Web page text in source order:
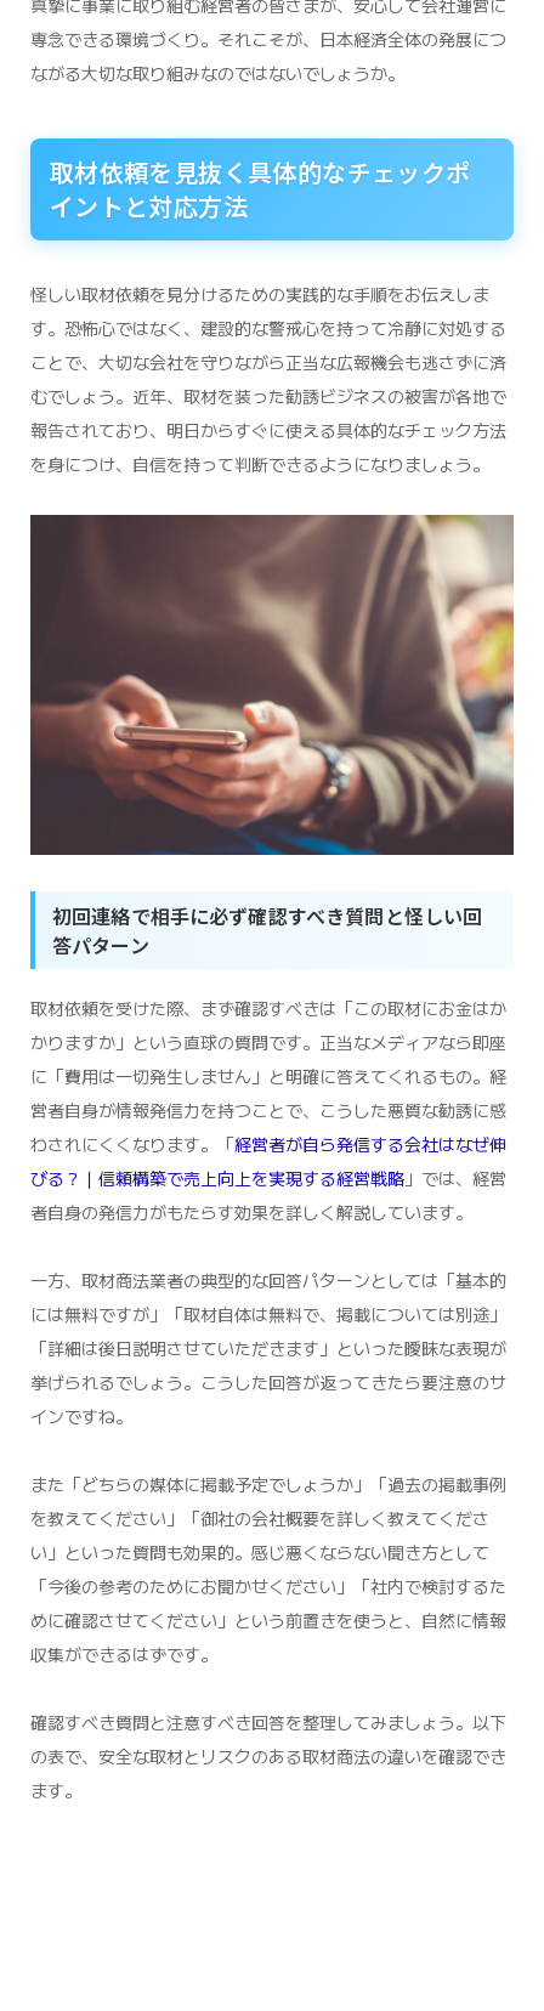
真摯に事業に取り組む経営者の皆さまが、安心して会社運営に
専念できる環境づくり。それこそが、日本経済全体の発展につ
ながる大切な取り組みなのではないでしょうか。
取材依頼を見抜く具体的なチェックポ
イントと対応方法
怪しい取材依頼を見分けるための実践的な手順をお伝えしま
す。恐怖心ではなく、建設的な警戒心を持って冷静に対処する
ことで、大切な会社を守りながら正当な広報機会も逃さずに済
むでしょう。近年、取材を装った勧誘ビジネスの被害が各地で
報告されており、明日からすぐに使える具体的なチェック方法
を身につけ、自信を持って判断できるようになりましょう。
初回連絡で相手に必ず確認すべき質問と怪しい回
答パターン
取材依頼を受けた際、まず確認すべきは「この取材にお金はか
かりますか」という直球の質問です。正当なメディアなら即座
に「費用は一切発生しません」と明確に答えてくれるもの。経
営者自身が情報発信力を持つことで、こうした悪質な勧誘に惑
わされにくくなります。「経営者が自ら発信する会社はなぜ伸
びる？｜信頼構築で売上向上を実現する経営戦略」では、経営
者自身の発信力がもたらす効果を詳しく解説しています。
一方、取材商法業者の典型的な回答パターンとしては「基本的
には無料ですが」「取材自体は無料で、掲載については別途」
「詳細は後日説明させていただきます」といった曖昧な表現が
挙げられるでしょう。こうした回答が返ってきたら要注意のサ
インですね。
また「どちらの媒体に掲載予定でしょうか」「過去の掲載事例
を教えてください」「御社の会社概要を詳しく教えてくださ
い」といった質問も効果的。感じ悪くならない聞き方として
「今後の参考のためにお聞かせください」「社内で検討するた
めに確認させてください」という前置きを使うと、自然に情報
収集ができるはずです。
確認すべき質問と注意すべき回答を整理してみましょう。以下
の表で、安全な取材とリスクのある取材商法の違いを確認でき
ます。